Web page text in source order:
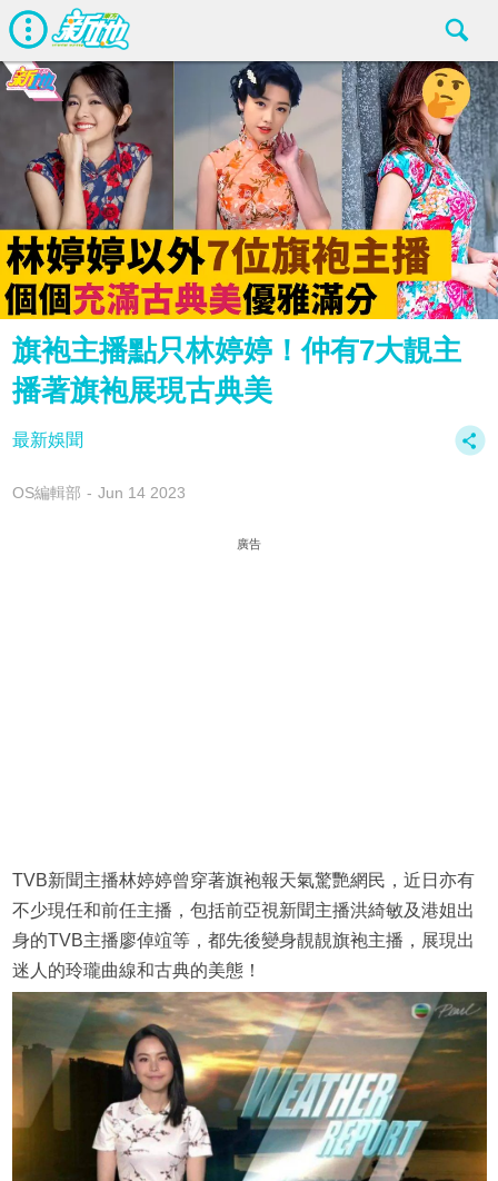
旗袍主播點只林婷婷！仲有7大靚主
播著旗袍展現古典美
最新娛聞
OS編輯部 Jun 14 2023
廣告
TVB新聞主播林婷婷曾穿著旗袍報天氣驚艷網民，近日亦有
不少現任和前任主播，包括前亞視新聞主播洪綺敏及港姐出
身的TVB主播廖倬竩等，都先後變身靚靚旗袍主播，展現出
迷人的玲瓏曲線和古典的美態！